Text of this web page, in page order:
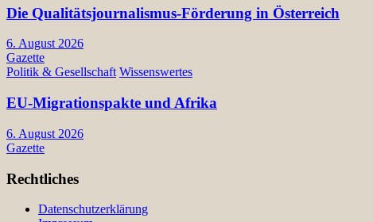
Die Qualitätsjournalismus-Förderung in Österreich
6. August 2026
Gazette
Politik & Gesellschaft Wissenswertes
EU-Migrationspakte und Afrika
6. August 2026
Gazette
Rechtliches
Datenschutzerklärung